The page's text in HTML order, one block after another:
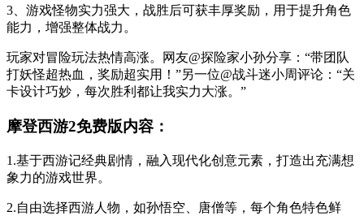
3、游戏怪物实力强大，战胜后可获丰厚奖励，用于提升角色
能力，增强整体战力。
玩家对冒险玩法热情高涨。网友@探险家小孙分享：“带团队
打妖怪超热血，奖励超实用！”另一位@战斗迷小周评论：“关
卡设计巧妙，每次胜利都让我实力大涨。”
摩登西游2免费版内容：
1.基于西游记经典剧情，融入现代化创意元素，打造出充满想
象力的游戏世界。
2.自由选择西游人物，如孙悟空、唐僧等，每个角色特色鲜